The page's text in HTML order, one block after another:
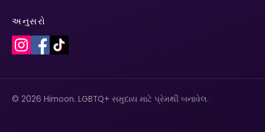
અનુસરો
© 2026 Himoon. LGBTQ+ સમુદાય માટે પ્રેમથી બનાવેલ.